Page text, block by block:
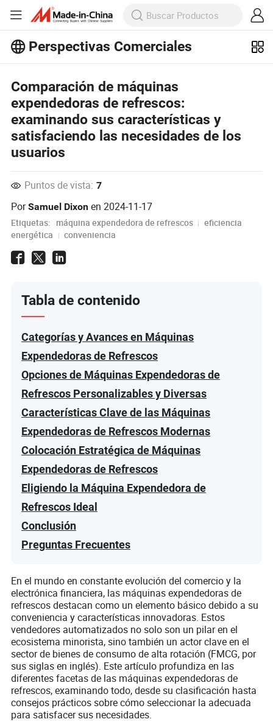
Perspectivas Comerciales
Comparación de máquinas
expendedoras de refrescos:
examinando sus características y
satisfaciendo las necesidades de los
usuarios
Puntos de vista: 7
PorSamuel Dixon en2024-11-17
Etiquetas: máquina expendedora de refrescos
eficiencia
energética
conveniencia
Tabla de contenido
Categorías y Avances en Máquinas
Expendedoras de Refrescos
Opciones de Máquinas Expendedoras de
Refrescos Personalizables y Diversas
Características Clave de las Máquinas
Expendedoras de Refrescos Modernas
Colocación Estratégica de Máquinas
Expendedoras de Refrescos
Eligiendo la Máquina Expendedora de
Refrescos Ideal
Conclusión
Preguntas Frecuentes
En el mundo en constante evolución del comercio y la
electrónica financiera, las máquinas expendedoras de
refrescos destacan como un elemento básico debido a su
conveniencia y características innovadoras. Estos
vendedores automatizados no solo son un pilar en el
ecosistema minorista, sino también un actor clave en el
sector de bienes de consumo de alta rotación (FMCG, por
sus siglas en inglés). Este artículo profundiza en las
diferentes facetas de las máquinas expendedoras de
refrescos, examinando todo, desde su clasificación hasta
consejos prácticos sobre cómo seleccionar la adecuada
para satisfacer sus necesidades.